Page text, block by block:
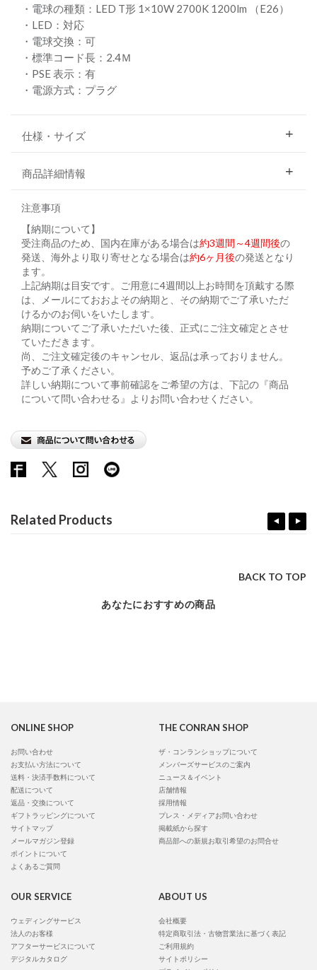
・電球の種類：LED T形 1×10W 2700K 1200lm （E26）
・LED：対応
・電球交換：可
・標準コード長：2.4Ｍ
・PSE 表示：有
・電源方式：プラグ
仕様・サイズ
商品詳細情報
注意事項
【納期について】
受注商品のため、国内在庫がある場合は約3週間～4週間後の
発送、海外より取り寄せとなる場合は約6ヶ月後の発送となり
ます。
上記納期は目安です。ご用意に4週間以上お時間を頂戴する際
は、メールにておおよその納期と、その納期でご了承いただ
けるかのお伺いをいたします。
納期についてご了承いただいた後、正式にご注文確定とさせ
ていただきます。
尚、ご注文確定後のキャンセル、返品は承っておりません。
予めご了承ください。
詳しい納期について事前確認をご希望の方は、下記の『商品
について問い合わせる』よりお問い合わせください。
Related Products
BACK TO TOP
あなたにおすすめの商品
ONLINE SHOP
お問い合わせ
お支払い方法について
送料・決済手数料について
配送について
返品・交換について
ギフトラッピングについて
サイトマップ
メールマガジン登録
ポイントについて
よくあるご質問
THE CONRAN SHOP
ザ・コンランショップについて
メンバーズサービスのご案内
ニュース＆イベント
店舗情報
採用情報
プレス・メディアお問い合わせ
掲載紙から探す
商品部への新規お取引希望のお問合せ
OUR SERVICE
ウェディングサービス
法人のお客様
アフターサービスについて
デジタルカタログ
ABOUT US
会社概要
特定商取引法・古物営業法に基づく表記
ご利用規約
サイトポリシー